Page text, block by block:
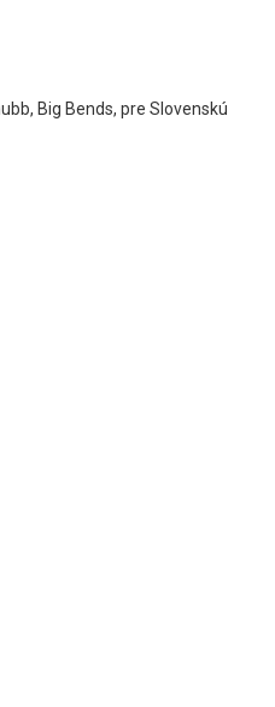
Big Bends, pre Slovenskú